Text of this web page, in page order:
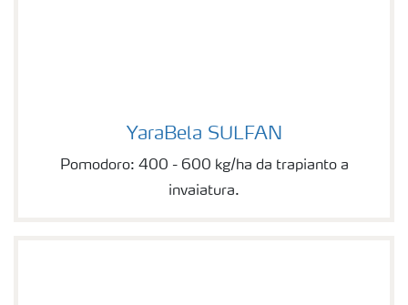
YaraBela SULFAN
Pomodoro: 400 - 600 kg/ha da trapianto a
invaiatura.